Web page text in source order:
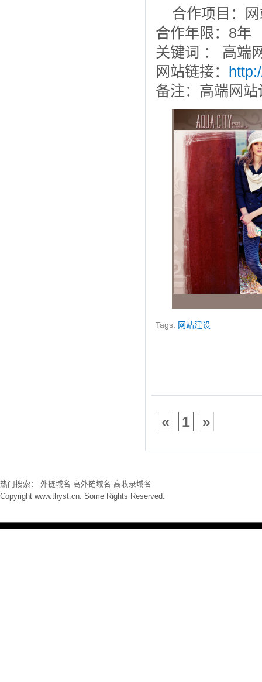
合作项目：
合作年限：8年
关键词 ： 高端
网站链接：
备注：高端网站
Tags: 网站建设
« 1 »
热门搜索： 外链域名 高外链域名 高收录域名
Copyright www.thyst.cn. Some Rights Reserved.